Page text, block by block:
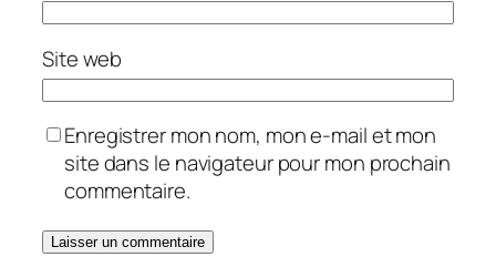
Site web
Enregistrer mon nom, mon e-mail et mon
site dans le navigateur pour mon prochain
commentaire.